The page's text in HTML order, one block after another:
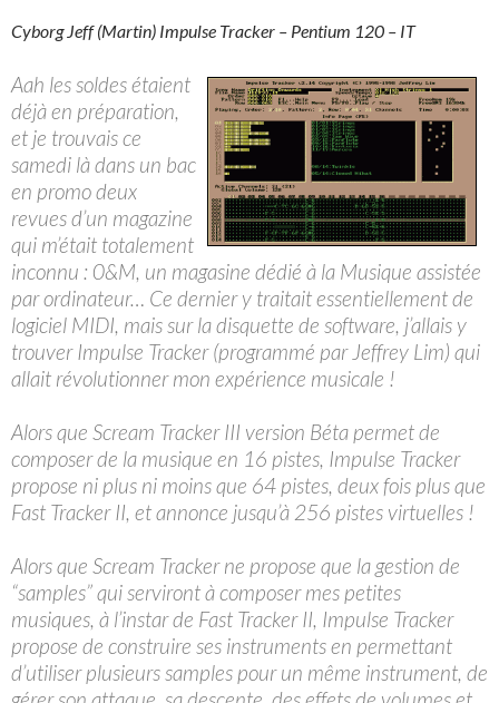
Cyborg Jeff (Martin) Impulse Tracker – Pentium 120 – IT
Aah les soldes étaient
déjà en préparation,
et je trouvais ce
samedi là dans un bac
en promo deux
revues d’un magazine
qui m’était totalement
inconnu : 0&M, un magasine dédié à la Musique assistée
par ordinateur… Ce dernier y traitait essentiellement de
logiciel MIDI, mais sur la disquette de software, j’allais y
trouver Impulse Tracker (programmé par Jeffrey Lim) qui
allait révolutionner mon expérience musicale !
Alors que Scream Tracker III version Béta permet de
composer de la musique en 16 pistes, Impulse Tracker
propose ni plus ni moins que 64 pistes, deux fois plus que
Fast Tracker II, et annonce jusqu’à 256 pistes virtuelles !
Alors que Scream Tracker ne propose que la gestion de
“samples” qui serviront à composer mes petites
musiques, à l’instar de Fast Tracker II, Impulse Tracker
propose de construire ses instruments en permettant
d’utiliser plusieurs samples pour un même instrument, de